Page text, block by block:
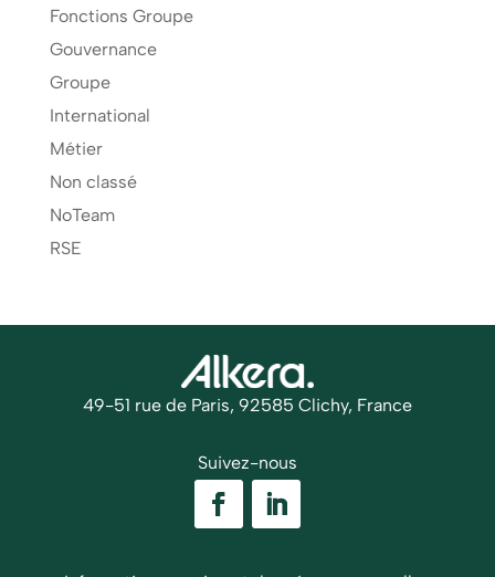
Fonctions Groupe
Gouvernance
Groupe
International
Métier
Non classé
NoTeam
RSE
49-51 rue de Paris, 92585 Clichy, France
Suivez-nous